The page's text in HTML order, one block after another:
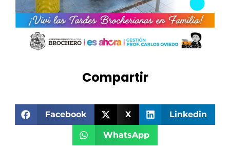
Compartir
Facebook X Linkedin
WhatsApp